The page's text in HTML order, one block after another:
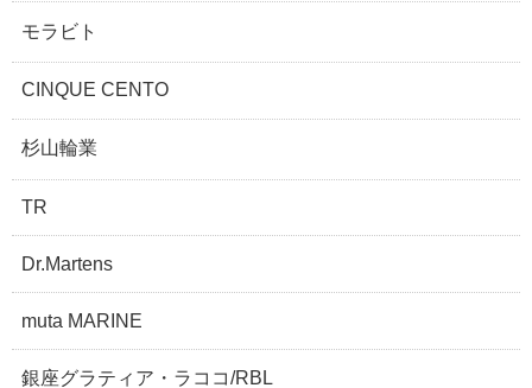
モラビト
CINQUE CENTO
杉山輪業
TR
Dr.Martens
muta MARINE
銀座グラティア・ラココ/RBL